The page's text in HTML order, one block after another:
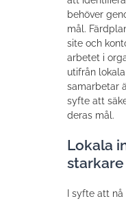
behöver
mål.
site och
arbetet i
utifrån
samarbetar
syfte att
deras mål.
Lokala
I syfte att